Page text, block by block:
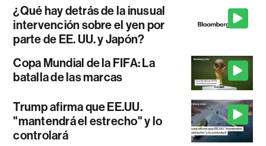
¿Qué hay detrás de la inusual
intervención sobre el yen por
parte de EE. UU. y Japón?
Copa Mundial de la FIFA: La
batalla de las marcas
Trump afirma que EE.UU.
"mantendrá el estrecho" y lo
controlará